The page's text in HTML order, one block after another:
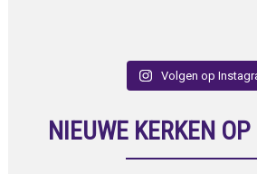
Volgen op
NIEUWE KERKEN